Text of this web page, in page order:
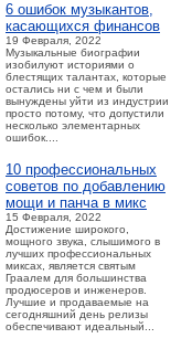
6 ошибок музыкантов,
касающихся финансов
19 Февраля, 2022
Музыкальные биографии
изобилуют историями о
блестящих талантах, которые
остались ни с чем и были
вынуждены уйти из индустрии
просто потому, что допустили
несколько элементарных
ошибок....
10 профессиональных
советов по добавлению
мощи и панча в микс
15 Февраля, 2022
Достижение широкого,
мощного звука, слышимого в
лучших профессиональных
миксах, является святым
Граалем для большинства
продюсеров и инженеров.
Лучшие и продаваемые на
сегодняшний день релизы
обеспечивают идеальный...